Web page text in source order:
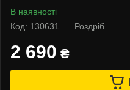
В наявності
Код: 130631
Роздріб
2 690 ₴